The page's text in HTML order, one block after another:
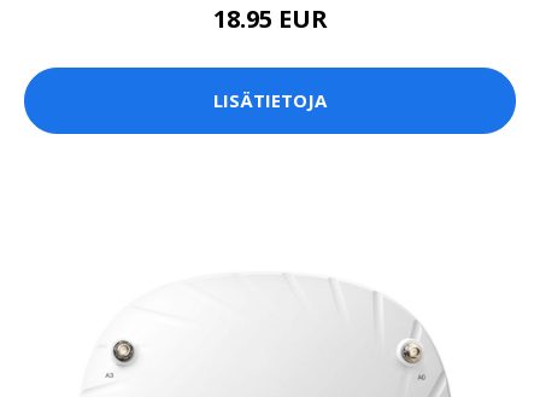
18.95 EUR
LISÄTIETOJA